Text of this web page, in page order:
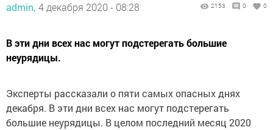
admin, 4 декабря 2020 - 08:28 2153 0 0
В эти дни всех нас могут подстерегать большие
неурядицы.
Эксперты рассказали о пяти самых опасных днях
декабря. В эти дни всех нас могут подстерегать
большие неурядицы. В целом последний месяц 2020